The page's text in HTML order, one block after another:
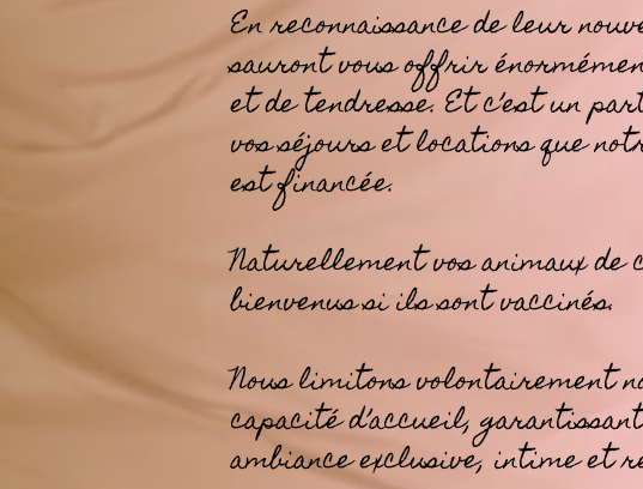
En reconnaissance de leur
sauront vous offrir
et de tendresse. Et c’est un
vos séjours et locations que
est financée.
Naturellement vos animaux de
bienvenus si ils sont vaccinés.
Nous limitons volontairement
capacité d’accueil,
ambiance exclusive, intime et